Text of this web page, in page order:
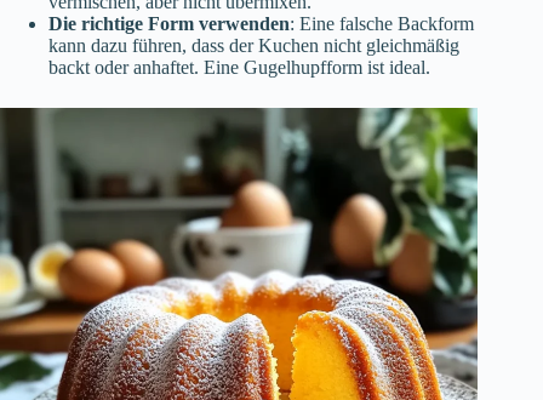
Die richtige Form verwenden: Eine falsche Backform
kann dazu führen, dass der Kuchen nicht gleichmäßig
backt oder anhaftet. Eine Gugelhupfform ist ideal.